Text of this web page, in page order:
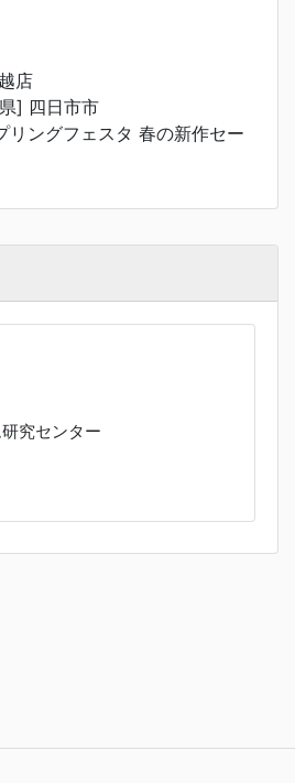
店
] 四日市市
リングフェスタ 春の新作セー
究センター